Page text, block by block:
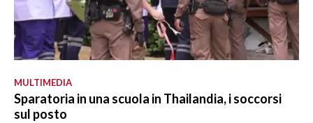
MULTIMEDIA
Sparatoria in una scuola in Thailandia, i soccorsi
sul posto